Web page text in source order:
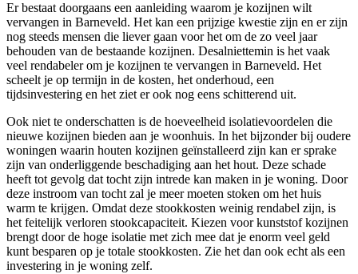
Er bestaat doorgaans een aanleiding waarom je kozijnen wilt
vervangen in Barneveld. Het kan een prijzige kwestie zijn en er zijn
nog steeds mensen die liever gaan voor het om de zo veel jaar
behouden van de bestaande kozijnen. Desalniettemin is het vaak
veel rendabeler om je kozijnen te vervangen in Barneveld. Het
scheelt je op termijn in de kosten, het onderhoud, een
tijdsinvestering en het ziet er ook nog eens schitterend uit.
Ook niet te onderschatten is de hoeveelheid isolatievoordelen die
nieuwe kozijnen bieden aan je woonhuis. In het bijzonder bij oudere
woningen waarin houten kozijnen geïnstalleerd zijn kan er sprake
zijn van onderliggende beschadiging aan het hout. Deze schade
heeft tot gevolg dat tocht zijn intrede kan maken in je woning. Door
deze instroom van tocht zal je meer moeten stoken om het huis
warm te krijgen. Omdat deze stookkosten weinig rendabel zijn, is
het feitelijk verloren stookcapaciteit. Kiezen voor kunststof kozijnen
brengt door de hoge isolatie met zich mee dat je enorm veel geld
kunt besparen op je totale stookkosten. Zie het dan ook echt als een
investering in je woning zelf.